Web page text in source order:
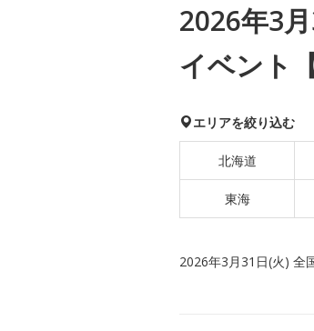
2026年3
イベント
エリアを絞り込む
北海道
東海
2026年3月31日(火) 全